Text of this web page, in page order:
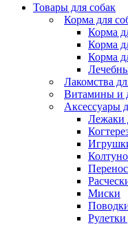
Товары для собак
Корма для
Корма
Корма
Корма
Лакомства
Витамины и
Аксессуары
Лежаки
Миски